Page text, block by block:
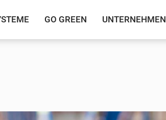
GO GREEN UNTERNEHMEN